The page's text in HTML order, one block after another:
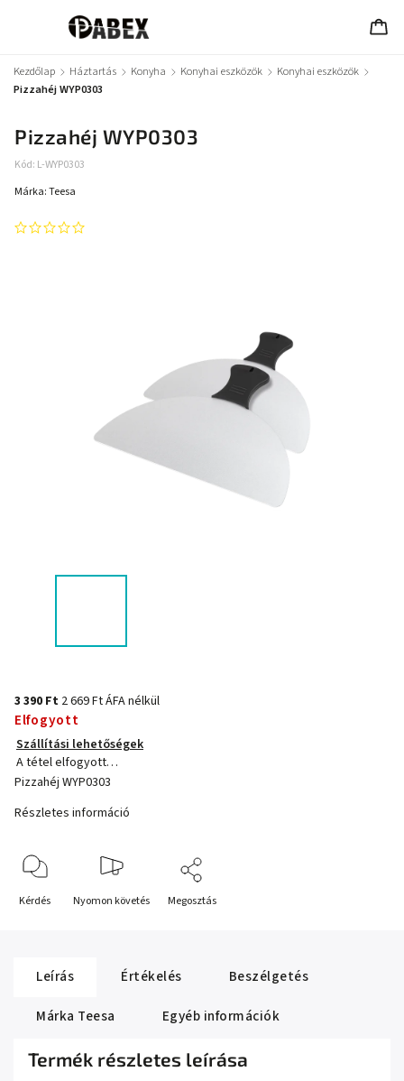
Kezdőlap / Háztartás / Konyha / Konyhai eszközök / Konyhai eszközök /
Pizzahéj WYP0303
Pizzahéj WYP0303
Kód: L-WYP0303
Márka:Teesa
3 390 Ft 2 669 Ft ÁFA nélkül
Elfogyott
Szállítási lehetőségek
A tétel elfogyott…
Pizzahéj WYP0303
Részletes információ
Kérdés Nyomon követés Megosztás
Leírás Értékelés
Beszélgetés
Márka Teesa Egyéb információk
Termék részletes leírása